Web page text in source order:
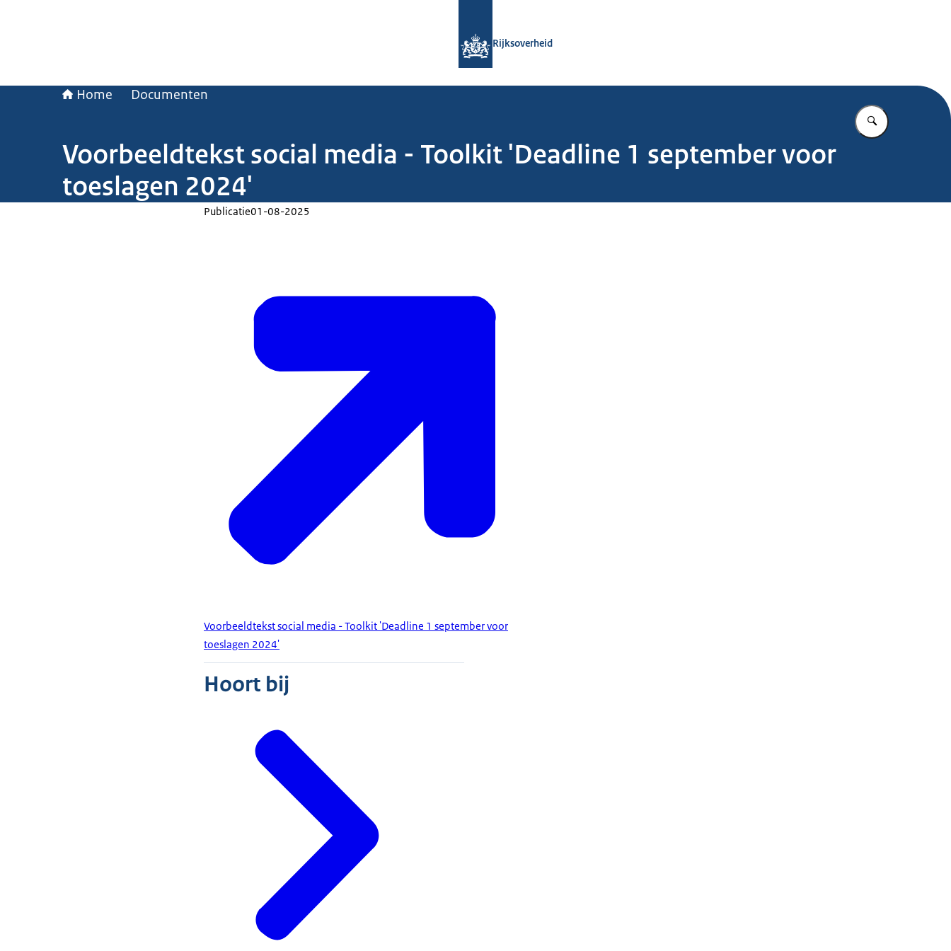
Rijksoverheid
Home Documenten
Vul in wat u
Voorbeeldtekst social media - Toolkit 'Deadline 1 september voor
toeslagen 2024'
Publicatie01-08-2025
Voorbeeldtekst social media - Toolkit 'Deadline 1 september voor
toeslagen 2024'
Hoort bij